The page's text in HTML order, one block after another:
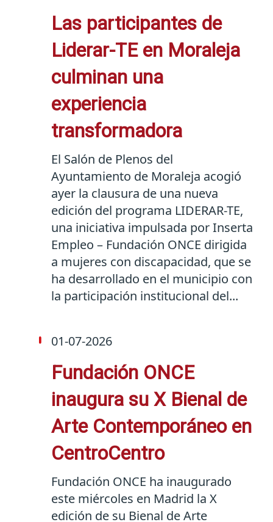
Las participantes de
Liderar-TE en Moraleja
culminan una
experiencia
transformadora
El Salón de Plenos del
Ayuntamiento de Moraleja acogió
ayer la clausura de una nueva
edición del programa LIDERAR-TE,
una iniciativa impulsada por Inserta
Empleo – Fundación ONCE dirigida
a mujeres con discapacidad, que se
ha desarrollado en el municipio con
la participación institucional del...
01-07-2026
Fundación ONCE
inaugura su X Bienal de
Arte Contemporáneo en
CentroCentro
Fundación ONCE ha inaugurado
este miércoles en Madrid la X
edición de su Bienal de Arte